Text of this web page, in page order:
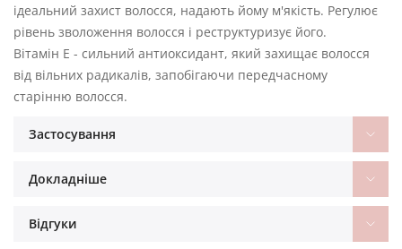
ідеальний захист волосся, надають йому м'якість. Регулює
рівень зволоження волосся і реструктуризує його.
Вітамін E - сильний антиоксидант, який захищає волосся
від вільних радикалів, запобігаючи передчасному
старінню волосся.
Застосування
Докладніше
Відгуки